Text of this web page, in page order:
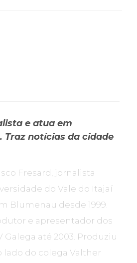
e atua em
Traz notícias da cidade
Fresard, jornalista
do Vale do Itajaí
Blumenau desde 1999.
e apresentador dos
Galega até 2003. Produziu
lado do colega Valther